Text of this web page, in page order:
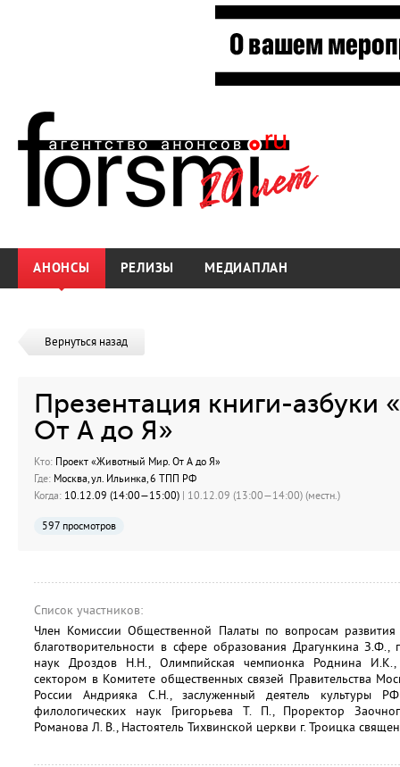
АНОНСЫ РЕЛИЗЫ МЕДИАПЛАН
Вернуться назад
Презентация книги-
От А до Я»
Кто: Проект «Животный Мир. От А до Я»
Где: Москва, ул. Ильинка, 6 ТПП РФ
Когда: 10.12.09 (14:00—15:00) | 10.12.09 (13:00—14:00) (местн.)
597 просмотров
Список участников:
Член Комиссии Общественной Палаты по вопросам развития
благотворительности в сфере образования Драгункина З.Ф.,
наук Дроздов Н.Н., Олимпийская чемпионка Роднина
сектором в Комитете общественных связей Правительства
России Андрияка С.Н., заслуженный деятель культуры
филологических наук Григорьева Т. П., Проректор
Романова Л. В., Настоятель Тихвинской церкви г. Троицка